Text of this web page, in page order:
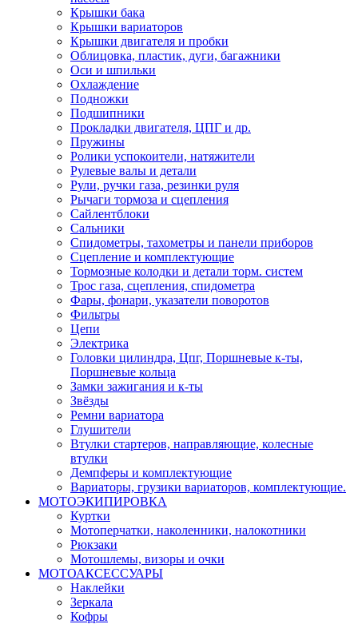
Крышки бака
Крышки вариаторов
Крышки двигателя и пробки
Облицовка, пластик, дуги, багажники
Оси и шпильки
Охлаждение
Подножки
Подшипники
Прокладки двигателя, ЦПГ и др.
Пружины
Ролики успокоители, натяжители
Рулевые валы и детали
Рули, ручки газа, резинки руля
Рычаги тормоза и сцепления
Сайлентблоки
Сальники
Спидометры, тахометры и панели приборов
Сцепление и комплектующие
Тормозные колодки и детали торм. систем
Трос газа, сцепления, спидометра
Фары, фонари, указатели поворотов
Фильтры
Цепи
Электрика
Головки цилиндра, Цпг, Поршневые к-ты,
Поршневые кольца
Замки зажигания и к-ты
Звёзды
Ремни вариатора
Глушители
Втулки стартеров, направляющие, колесные
втулки
Демпферы и комплектующие
Вариаторы, грузики вариаторов, комплектующие.
МОТОЭКИПИРОВКА
Куртки
Мотоперчатки, наколенники, налокотники
Рюкзаки
Мотошлемы, визоры и очки
МОТОАКСЕССУАРЫ
Наклейки
Зеркала
Кофры